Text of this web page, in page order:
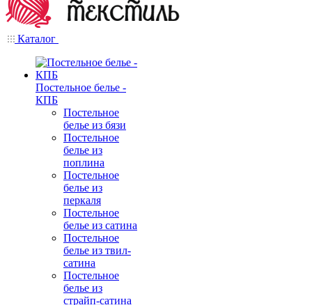
Каталог
Постельное белье -
КПБ
Постельное
белье из бязи
Постельное
белье из
поплина
Постельное
белье из
перкаля
Постельное
белье из сатина
Постельное
белье из твил-
сатина
Постельное
белье из
страйп-сатина